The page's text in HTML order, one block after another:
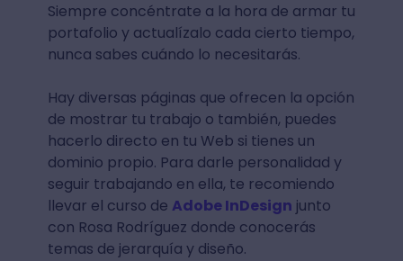
Siempre concéntrate a la hora de armar tu
portafolio y actualízalo cada cierto tiempo,
nunca sabes cuándo lo necesitarás.
Hay diversas páginas que ofrecen la opción
de mostrar tu trabajo o también, puedes
hacerlo directo en tu Web si tienes un
dominio propio. Para darle personalidad y
seguir trabajando en ella, te recomiendo
llevar el curso de Adobe InDesign junto
con Rosa Rodríguez donde conocerás
temas de jerarquía y diseño.